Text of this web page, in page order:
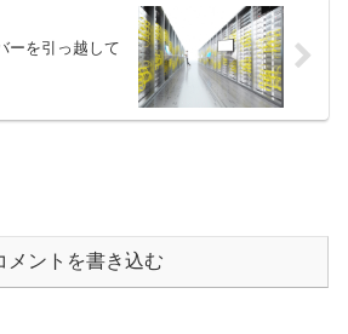
ーを引っ越して
メントを書き込む